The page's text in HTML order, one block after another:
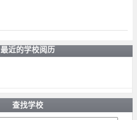
最近的学校阅历
查找学校